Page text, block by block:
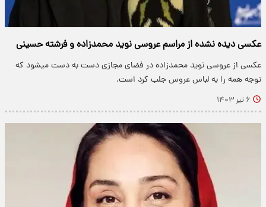
عکسی دیده نشده از مراسم عروسی نوید محمدزاده و فرشته حسینی
عکسی از عروسی نوید محمدزاده در فضای مجازی دست به دست میشود که
توجه همه را به لباس عروس جلب کرد است.
۶ تیر ۱۴۰۳